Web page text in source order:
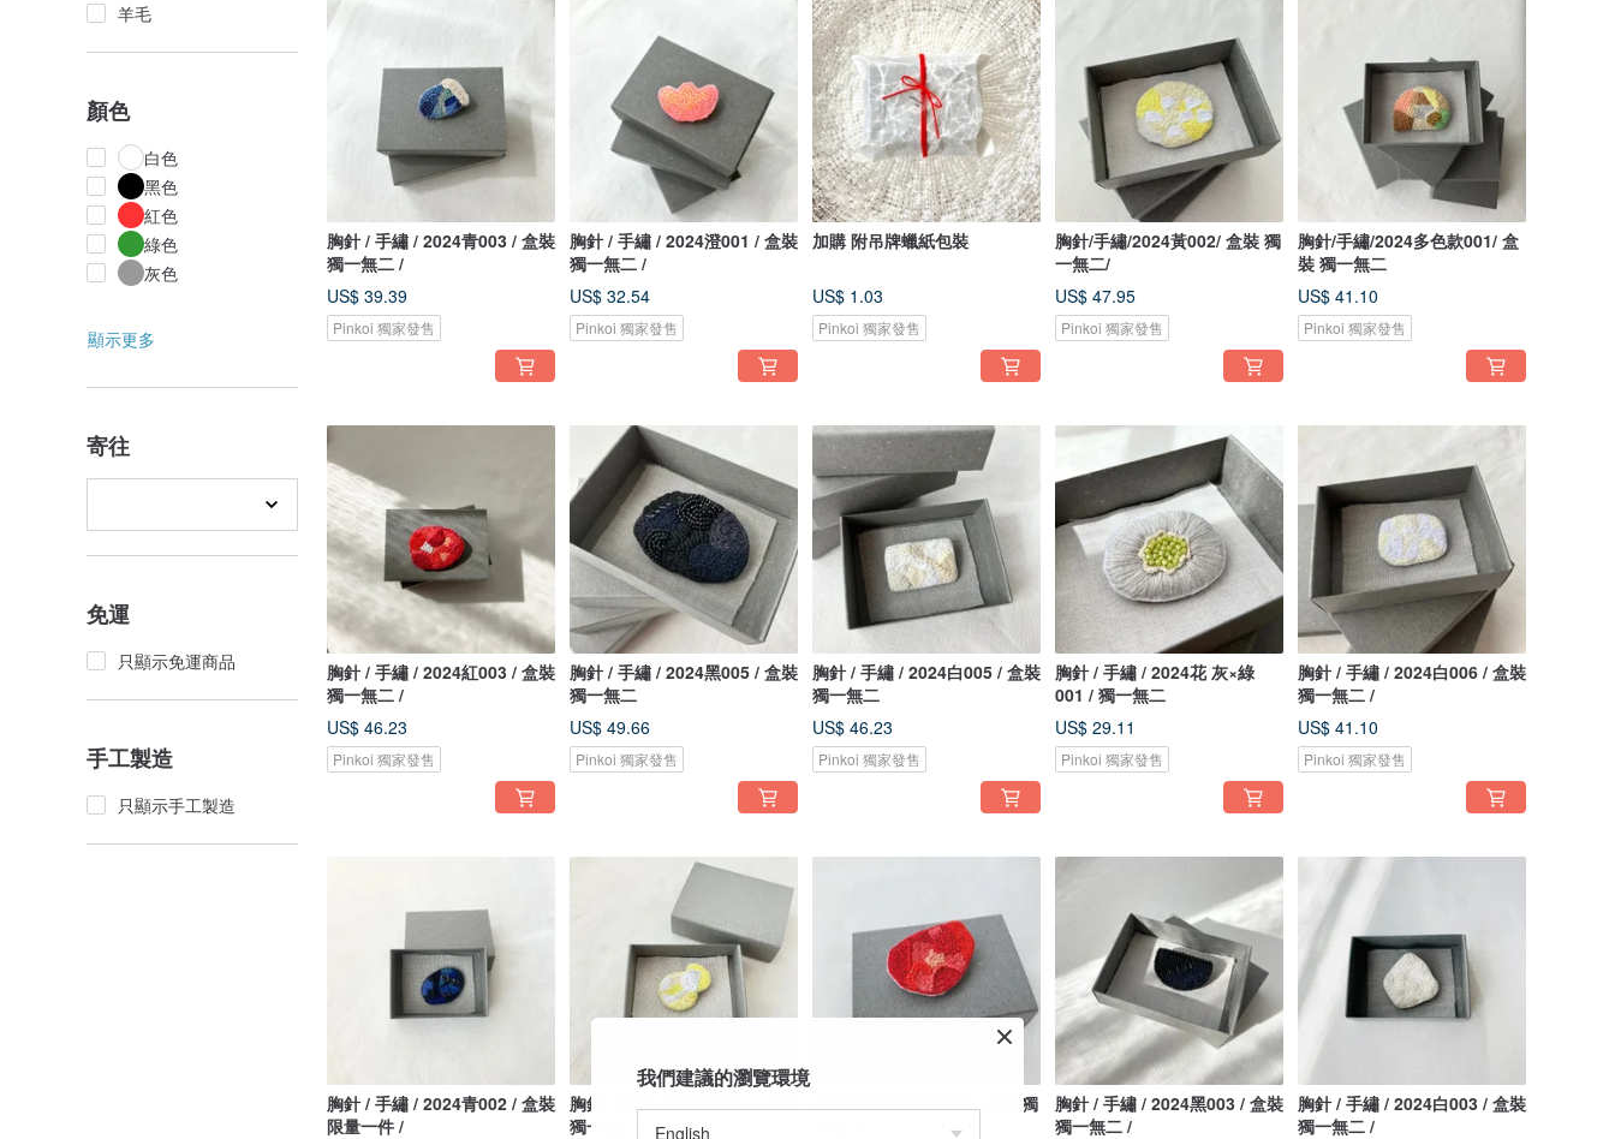
羊毛
顏色
白色
黑色
紅色
綠色
灰色
顯示更多
寄往
免運
只顯示免運商品
手工製造
只顯示手工製造
胸針 / 手繡 / 2024青003 / 盒裝
獨一無二 /
US$ 39.39
Pinkoi 獨家發售
胸針 / 手繡 / 2024澄001 / 盒裝
獨一無二 /
US$ 32.54
Pinkoi 獨家發售
加購 附吊牌蠟紙包裝
US$ 1.03
Pinkoi 獨家發售
胸針/手繡/2024黃002/ 盒裝 獨
一無二/
US$ 47.95
Pinkoi 獨家發售
胸針/手繡/2024多色款001/ 盒
裝 獨一無二
US$ 41.10
Pinkoi 獨家發售
胸針 / 手繡 / 2024紅003 / 盒裝
獨一無二 /
US$ 46.23
Pinkoi 獨家發售
胸針 / 手繡 / 2024黑005 / 盒裝
獨一無二
US$ 49.66
Pinkoi 獨家發售
胸針 / 手繡 / 2024白005 / 盒裝
獨一無二
US$ 46.23
Pinkoi 獨家發售
胸針 / 手繡 / 2024花 灰×綠
001 / 獨一無二
US$ 29.11
Pinkoi 獨家發售
胸針 / 手繡 / 2024白006 / 盒裝
獨一無二 /
US$ 41.10
Pinkoi 獨家發售
胸針 / 手繡 / 2024青002 / 盒裝
限量一件 /
胸針 / 手繡 / 2024黃001 / 盒裝
獨一無二 /
胸針/手繡/2024紅002/ 盒裝 獨
胸針 / 手繡 / 2024黑003 / 盒裝
獨一無二 /
胸針 / 手繡 / 2024白003 / 盒裝
獨一無二 /
我們建議的瀏覽環境